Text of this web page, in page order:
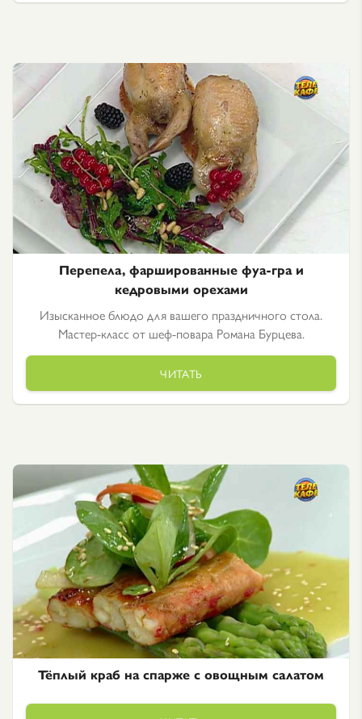
Перепела, фаршированные фуа-гра и
кедровыми орехами
Изысканное блюдо для вашего праздничного стола.
Мастер-класс от шеф-повара Романа Бурцева.
ЧИТАТЬ
Тёплый краб на спарже с овощным салатом